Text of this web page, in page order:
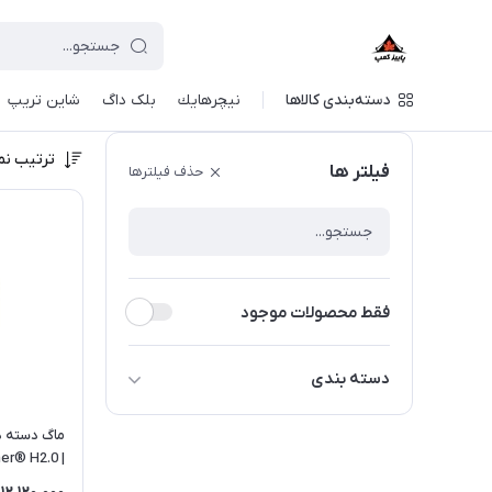
دسته‌بندی کالاها نيچرهايك بلک داگ شاین تریپ
فیلتر ها حذف فیلترها
فقط محصولات موجود
دسته بندی
فلاسك
ترتیب
| Quencher® H2.0